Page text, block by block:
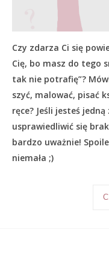
Czy zdarza Ci się
Cię, bo masz do tego
tak nie potrafię”?
szyć, malować, pisać
ręce? Jeśli jesteś
usprawiedliwić się
bardzo uważnie!
niemała ;)